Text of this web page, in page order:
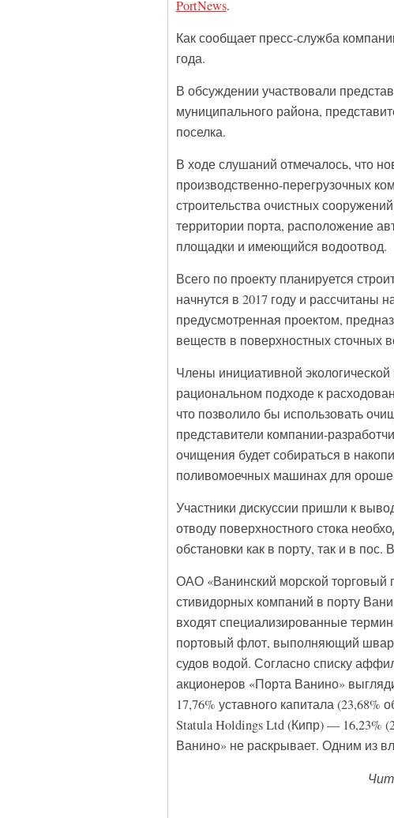
PortNews.
Как сообщает пресс-служба
года.
В обсуждении участвовали
муниципального района,
поселка.
В ходе слушаний отмечалось, что
производственно-перегрузочных
строительства очистных
территории порта, расположение
площадки и имеющийся водоотвод.
Всего по проекту планируется
начнутся в 2017 году и рассчитаны
предусмотренная проектом,
веществ в поверхностных сточных
Члены инициативной
рациональном подходе к
что позволило бы использовать
представители компании-
очищения будет собираться в
поливомоечных машинах для
Участники дискуссии пришли к
отводу поверхностного стока
обстановки как в порту, так и в пос.
ОАО «Ванинский морской
стивидорных компаний в порту
входят специализированные
портовый флот, выполняющий
судов водой. Согласно списку
акционеров «Порта Ванино»
17,76% уставного капитала
Statula Holdings Ltd (Кипр) — 16,23%
Ванино» не раскрывает. Одним из